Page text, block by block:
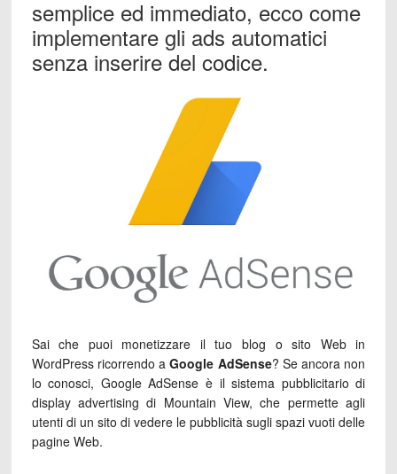
semplice ed immediato, ecco come
implementare gli ads automatici
senza inserire del codice.
Sai che puoi monetizzare il tuo blog o sito Web in
WordPress ricorrendo aGoogle AdSense? Se ancora non
lo conosci, Google AdSense è il sistema pubblicitario di
display advertising di Mountain View, che permette agli
utenti di un sito di vedere le pubblicità sugli spazi vuoti delle
pagine Web.